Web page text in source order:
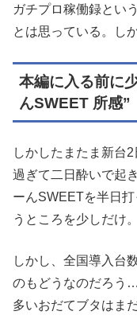
ガチプロ稼働録とい
とは思っている。し
本編に入る前に
んSWEET 所感”
しかしたまたま新台
過ぎて二日酔いで起
ーんSWEETを半日
うところを少しだけ。
しかし、全国導入台
のもどうなのだろう
多いおだてブタはま